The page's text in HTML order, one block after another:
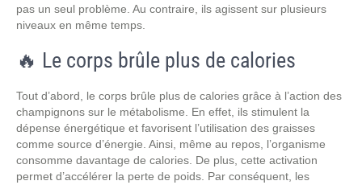
pas un seul problème. Au contraire, ils agissent sur plusieurs
niveaux en même temps.
🔥 Le corps brûle plus de calories
Tout d’abord, le corps brûle plus de calories grâce à l’action des
champignons sur le métabolisme. En effet, ils stimulent la
dépense énergétique et favorisent l’utilisation des graisses
comme source d’énergie. Ainsi, même au repos, l’organisme
consomme davantage de calories. De plus, cette activation
permet d’accélérer la perte de poids. Par conséquent, les